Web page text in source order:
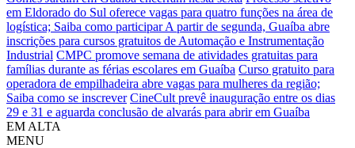
em Eldorado do Sul oferece vagas para quatro funções na área de
logística; Saiba como participarA partir de segunda, Guaíba abre
inscrições para cursos gratuitos de Automação e Instrumentação
Industrial CMPC promove semana de atividades gratuitas para
famílias durante as férias escolares em Guaíba Curso gratuito para
operadora de empilhadeira abre vagas para mulheres da região;
Saiba como se inscrever CineCult prevê inauguração entre os dias
29 e 31 e aguarda conclusão de alvarás para abrir em Guaíba
EM ALTA
MENU